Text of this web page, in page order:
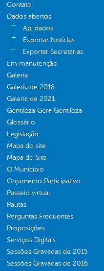
Contato
Dados abertos
Api dados
Exportar Notícias
Exportar Secretarias
Em manutenção
Galeria
Galeria de 2018
Galeria de 2021
Gentileza Gera Gentileza
Glossário
Legislação
Mapa do site
Mapa do Site
O Município
Orçamento Participativo
Passeio virtual
Pautas
Perguntas Frequentes
Proposições
Serviços Digitais
Sessões Gravadas de 2015
Sessões Gravadas de 2016